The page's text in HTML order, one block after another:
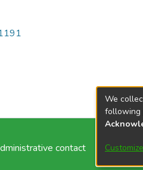
contact
We
following
Customize